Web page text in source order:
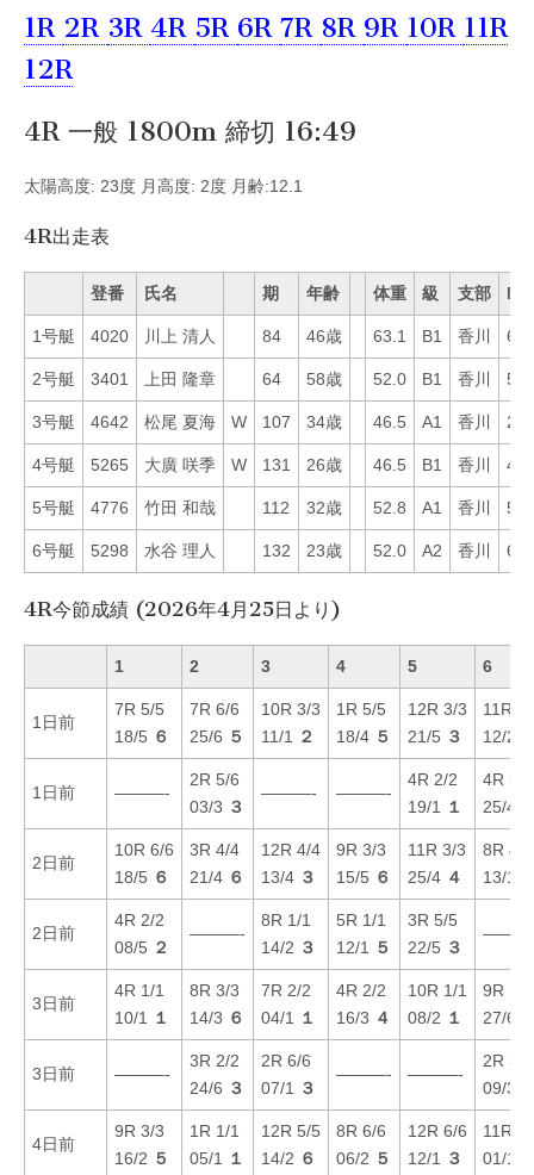
1R 2R 3R 4R 5R 6R 7R 8R 9R 10R 11R
12R
4R 一般 1800m 締切 16:49
太陽高度: 23度 月高度: 2度 月齢:12.1
4R出走表
登番 氏名 期 年齢 体重 級 支部 Mo
1号艇 4020 川上 清人 84 46歳 63.1 B1 香川 6
2号艇 3401 上田 隆章 64 58歳 52.0 B1 香川 50
3号艇 4642 松尾 夏海 W 107 34歳 46.5 A1 香川 25
4号艇 5265 大廣 咲季 W 131 26歳 46.5 B1 香川 49
5号艇 4776 竹田 和哉 112 32歳 52.8 A1 香川 59
6号艇 5298 水谷 理人 132 23歳 52.0 A2 香川 62
4R今節成績 (2026年4月25日より)
1 2 3 4 5 6
1日前
7R 5/5
18/5 ６
7R 6/6
25/6 ５
10R 3/3
11/1
２
1R 5/5
18/4 ５
12R 3/3
21/5 ３
11R
12/2
1日前 ———-
2R 5/6
03/3 ３
———- ———-
4R 2/2
19/1
１
4R 5/5
25/4
2日前
10R 6/6
18/5 ６
3R 4/4
21/4 ６
12R 4/4
13/4 ３
9R 3/3
15/5 ６
11R 3/3
25/4 ４
8R 4/4
13/1
2日前
4R 2/2
08/5 ２
———-
8R 1/1
14/2 ３
5R 1/1
12/1
５
3R 5/5
22/5 ３
3日前
4R 1/1
10/1
１
8R 3/3
14/3 ６
7R 2/2
04/1
１
4R 2/2
16/3 ４
10R 1/1
08/2 １
9R 1/1
27/6
3日前 ———-
3R 2/2
24/6 ３
2R 6/6
07/1
３
———- ———-
2R 3/3
09/3
4日前
9R 3/3
16/2 ５
1R 1/1
05/1
１
12R 5/5
14/2 ６
8R 6/6
06/2 ５
12R 6/6
12/1
３
11R
01/1